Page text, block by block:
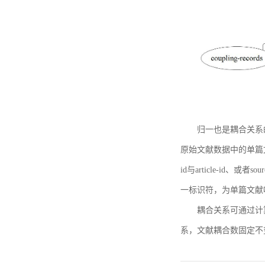
归一也是耦合关
原始文献数据中的单篇
id与article-id、或者
一标识符，为单篇文
耦合关系可通过
系，文献耦合数固定不